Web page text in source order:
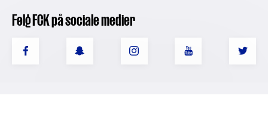
Følg FCK på sociale medier